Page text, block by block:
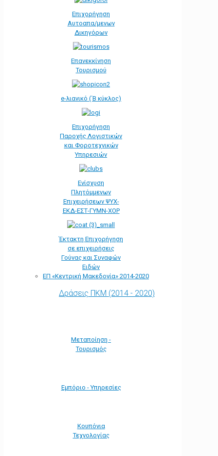
Επιχορήγηση
Αυτοαπα/μενων
Δικηγόρων
Επανεκκίνηση
Τουρισμού
e-λιανικό (΄Β κύκλος)
Επιχορήγηση
Παροχής Λογιστικών
και Φοροτεχνικών
Υπηρεσιών
Ενίσχυση
Πλητόμμενων
Επιχειρήσεων ΨΥΧ-
ΕΚΔ-ΕΣΤ-ΓΥΜΝ-ΧΟΡ
Έκτακτη Επιχορήγηση
σε επιχειρήσεις
Γούνας και Συναφών
Ειδών
ΕΠ «Kεντρική Μακεδονία» 2014-2020
Δράσεις ΠΚΜ (2014 - 2020)
Μεταποίηση -
Τουρισμός
Εμπόριο - Υπηρεσίες
Κουπόνια
Τεχνολογίας